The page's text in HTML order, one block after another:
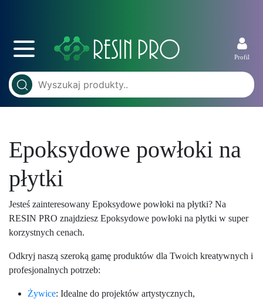
Profil
Epoksydowe powłoki na
płytki
Jesteś zainteresowany Epoksydowe powłoki na płytki? Na
RESIN PRO znajdziesz Epoksydowe powłoki na płytki w super
korzystnych cenach.
Odkryj naszą szeroką gamę produktów dla Twoich kreatywnych i
profesjonalnych potrzeb:
Żywice: Idealne do projektów artystycznych,